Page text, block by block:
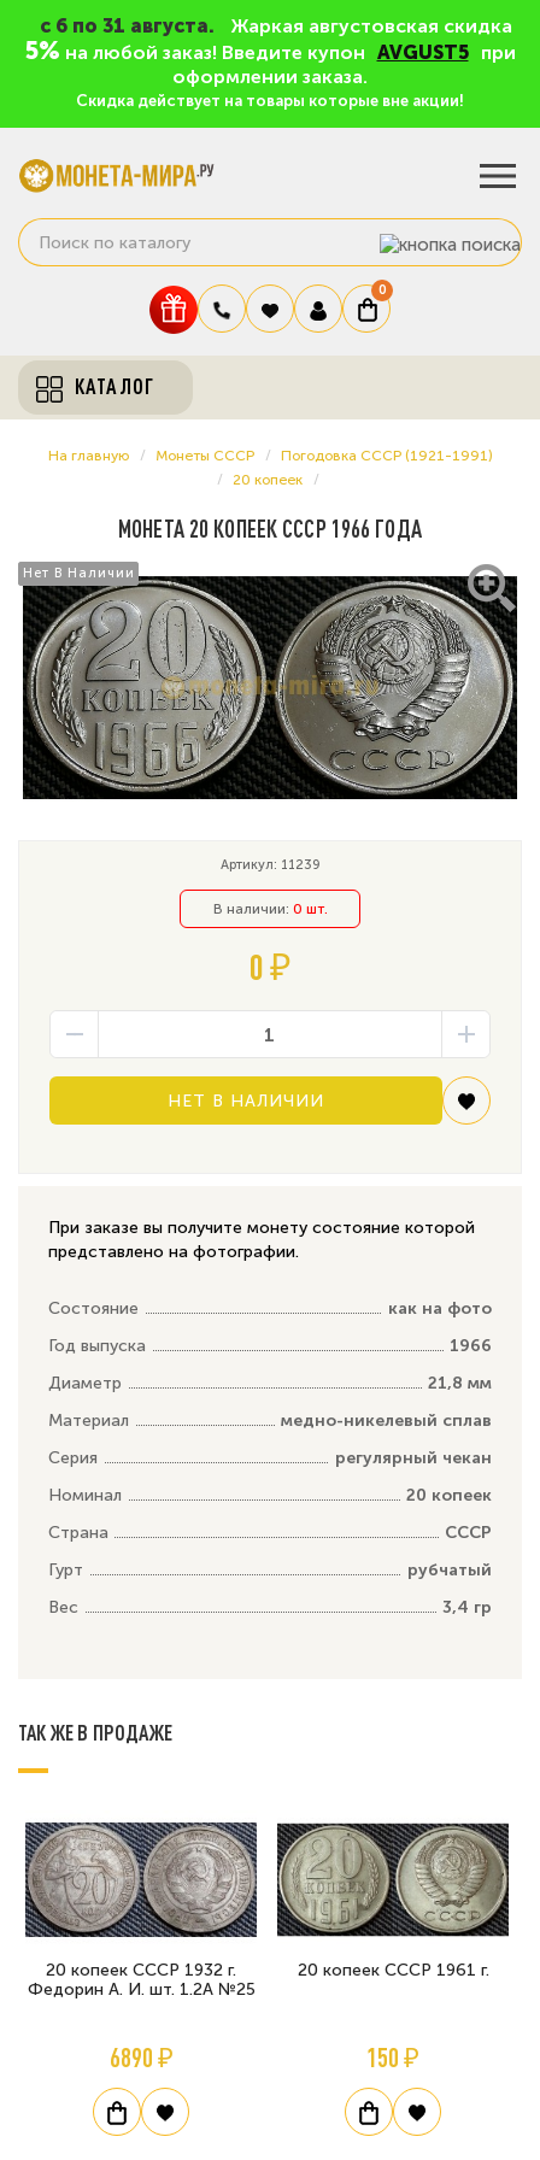
c 6 по 31 августа. Жаркая августовская скидка
5% на любой заказ! Введите купон AVGUST5
при
оформлении заказа.
Скидка действует на товары которые вне акции!
0
КАТАЛОГ
На главную Монеты СССР
Погодовка СССР (1921-1991)
20 копеек
МОНЕТА 20 КОПЕЕК СССР 1966 ГОДА
Нет В Наличии
Нет В Наличии
Артикул: 11239
В наличии: 0 шт.
0 ₽
НЕТ В НАЛИЧИИ
При заказе вы получите монету состояние которой
представлено на фотографии.
Состояние
как на фото
Год выпуска
1966
Диаметр
21,8 мм
Материал
медно-никелевый сплав
Серия
регулярный чекан
Номинал
20 копеек
Страна
СССР
Гурт
рубчатый
Вес
3,4 гр
ТАК ЖЕ В ПРОДАЖЕ
20 копеек СССР 1932 г.
Федорин А. И. шт. 1.2А №25
6890 ₽
20 копеек СССР 1961 г.
150 ₽